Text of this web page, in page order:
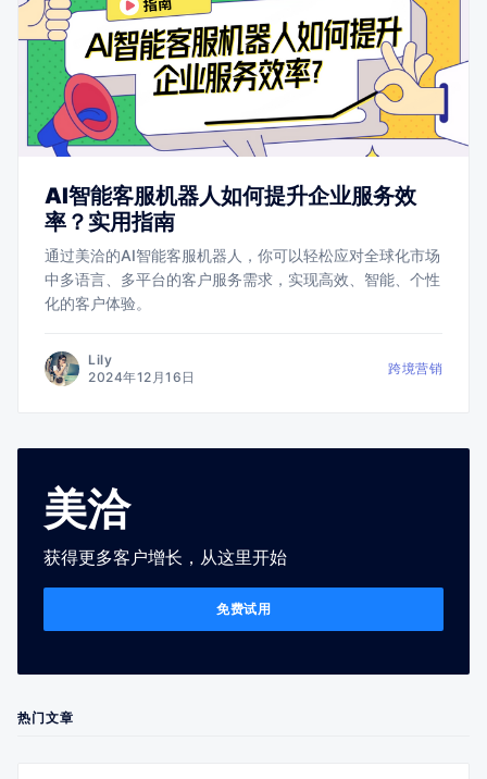
AI智能客服机器人如何提升企业服务效
率？实用指南
通过美洽的AI智能客服机器人，你可以轻松应对全球化市场
中多语言、多平台的客户服务需求，实现高效、智能、个性
化的客户体验。
Lily
2024年12月16日
跨境营销
美洽
获得更多客户增长，从这里开始
免费试用
热门文章